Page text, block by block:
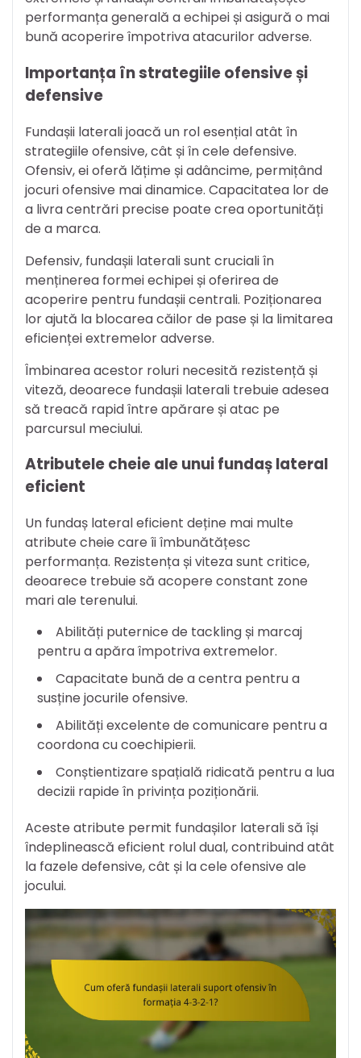
performanța generală a echipei și asigură o mai
bună acoperire împotriva atacurilor adverse.
Importanța în strategiile ofensive și
defensive
Fundașii laterali joacă un rol esențial atât în
strategiile ofensive, cât și în cele defensive.
Ofensiv, ei oferă lățime și adâncime, permițând
jocuri ofensive mai dinamice. Capacitatea lor de
a livra centrări precise poate crea oportunități
de a marca.
Defensiv, fundașii laterali sunt cruciali în
menținerea formei echipei și oferirea de
acoperire pentru fundașii centrali. Poziționarea
lor ajută la blocarea căilor de pase și la limitarea
eficienței extremelor adverse.
Îmbinarea acestor roluri necesită rezistență și
viteză, deoarece fundașii laterali trebuie adesea
să treacă rapid între apărare și atac pe
parcursul meciului.
Atributele cheie ale unui fundaș lateral
eficient
Un fundaș lateral eficient deține mai multe
atribute cheie care îi îmbunătățesc
performanța. Rezistența și viteza sunt critice,
deoarece trebuie să acopere constant zone
mari ale terenului.
Abilități puternice de tackling și marcaj
pentru a apăra împotriva extremelor.
Capacitate bună de a centra pentru a
susține jocurile ofensive.
Abilități excelente de comunicare pentru a
coordona cu coechipierii.
Conștientizare spațială ridicată pentru a lua
decizii rapide în privința poziționării.
Aceste atribute permit fundașilor laterali să își
îndeplinească eficient rolul dual, contribuind atât
la fazele defensive, cât și la cele ofensive ale
jocului.